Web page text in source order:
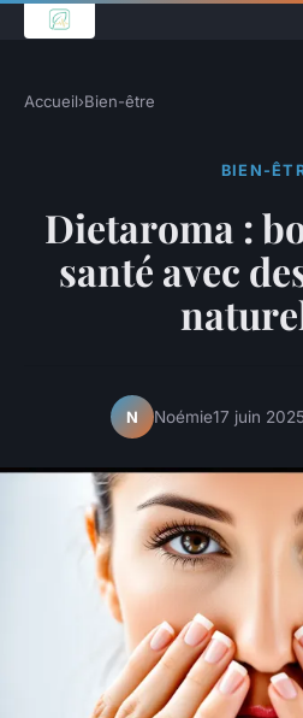
Accueil›Bien-être
BIEN-
Dietaroma :
santé avec
N Noémie17 juin